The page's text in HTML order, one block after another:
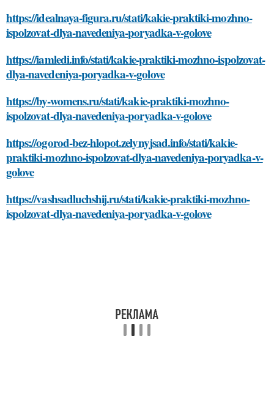
https://idealnaya-figura.ru/stati/kakie-praktiki-mozhno-
ispolzovat-dlya-navedeniya-poryadka-v-golove
https://iamledi.info/stati/kakie-praktiki-mozhno-ispolzovat-
dlya-navedeniya-poryadka-v-golove
https://by-womens.ru/stati/kakie-praktiki-mozhno-
ispolzovat-dlya-navedeniya-poryadka-v-golove
https://ogorod-bez-hlopot.zelynyjsad.info/stati/kakie-
praktiki-mozhno-ispolzovat-dlya-navedeniya-poryadka-v-
golove
https://vashsadluchshij.ru/stati/kakie-praktiki-mozhno-
ispolzovat-dlya-navedeniya-poryadka-v-golove